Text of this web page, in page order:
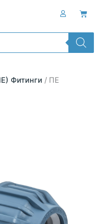
Cart
Фитинги / ПЕ